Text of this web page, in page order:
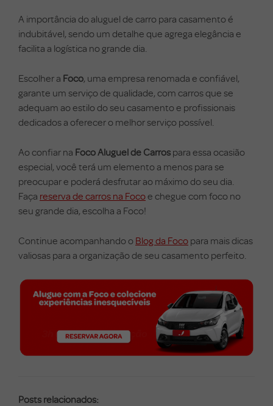
A importância do aluguel de carro para casamento é
indubitável, sendo um detalhe que agrega elegância e
facilita a logística no grande dia.
Escolher a Foco, uma empresa renomada e confiável,
garante um serviço de qualidade, com carros que se
adequam ao estilo do seu casamento e profissionais
dedicados a oferecer o melhor serviço possível.
Ao confiar na Foco Aluguel de Carros para essa ocasião
especial, você terá um elemento a menos para se
preocupar e poderá desfrutar ao máximo do seu dia.
Faça reserva de carros na Focoe chegue com foco no
seu grande dia, escolha a Foco!
Continue acompanhando o Blog da Foco para mais dicas
valiosas para a organização de seu casamento perfeito.
Posts relacionados: